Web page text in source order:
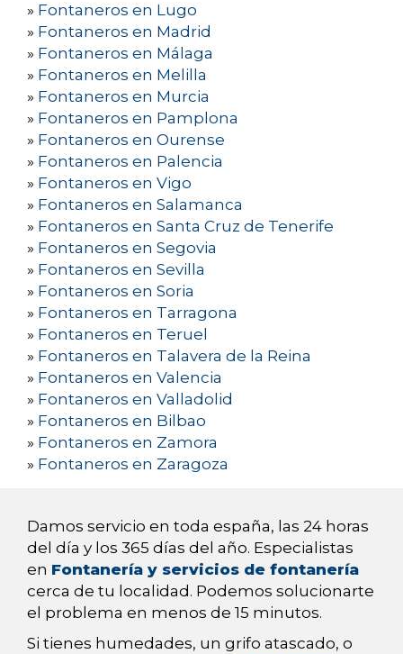
» Fontaneros en Lugo
» Fontaneros en Madrid
» Fontaneros en Málaga
» Fontaneros en Melilla
» Fontaneros en Murcia
» Fontaneros en Pamplona
» Fontaneros en Ourense
» Fontaneros en Palencia
» Fontaneros en Vigo
» Fontaneros en Salamanca
» Fontaneros en Santa Cruz de Tenerife
» Fontaneros en Segovia
» Fontaneros en Sevilla
» Fontaneros en Soria
» Fontaneros en Tarragona
» Fontaneros en Teruel
» Fontaneros en Talavera de la Reina
» Fontaneros en Valencia
» Fontaneros en Valladolid
» Fontaneros en Bilbao
» Fontaneros en Zamora
» Fontaneros en Zaragoza
Damos servicio en toda españa, las 24 horas
del día y los 365 días del año. Especialistas
en Fontanería y servicios de fontanería
cerca de tu localidad. Podemos solucionarte
el problema en menos de 15 minutos.
Si tienes humedades, un grifo atascado, o